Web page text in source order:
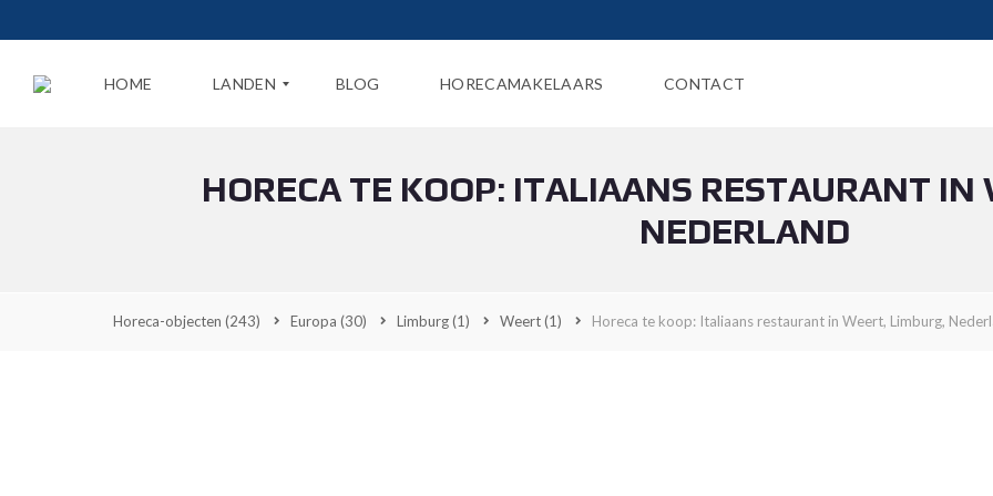
HOME LANDEN
N
N
BLOG HORECAMAKELAARS CONTACT
HORECA TE KOOP: ITALIAANS RESTAURANT IN
NEDERLAND
Horeca-objecten (243) Europa (30) Limburg(1) Weert(1) Horeca te koop: Italiaans restaurant in Weert, Limburg,